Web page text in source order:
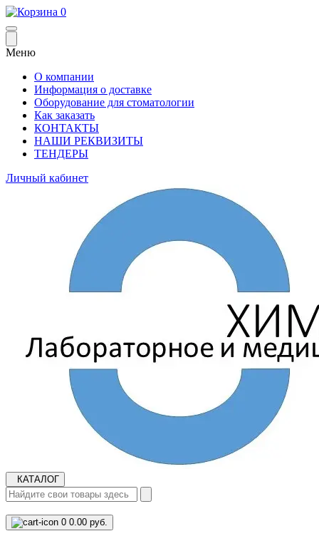
0
Меню
О компании
Информация о доставке
Оборудование для стоматологии
Как заказать
КОНТАКТЫ
НАШИ РЕКВИЗИТЫ
ТЕНДЕРЫ
Личный кабинет
КАТАЛОГ
0 0.00 руб.